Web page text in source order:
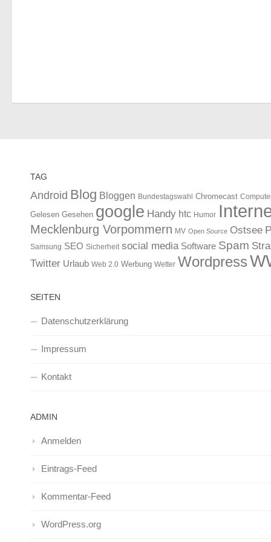
TAG
Android Blog Bloggen Bundestagswahl Chromecast
Gelesen Gesehen google Handy htc Humor
Mecklenburg Vorpommern MV Open Source Ostsee
Samsung SEO Sicherheit social media Software Spam
Twitter Urlaub Web 2.0 Werbung Wetter Wordpress
SEITEN
Datenschutzerklärung
Impressum
Kontakt
ADMIN
Anmelden
Eintrags-Feed
Kommentar-Feed
WordPress.org